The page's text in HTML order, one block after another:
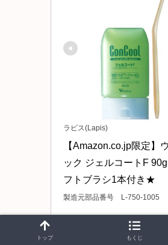
ラピス(Lapis)
【Amazon.co.jp限定】
ック ジェルコートF
フトブラシ1本付き★
製造元部品番号 L-750-1005
Amazonで見る
トップ もくじ